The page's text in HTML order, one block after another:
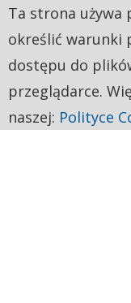
Ta strona używa
określić warunki
dostępu do
przeglądarce.
naszej: Polityce